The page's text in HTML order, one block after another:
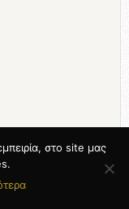
στο site μας